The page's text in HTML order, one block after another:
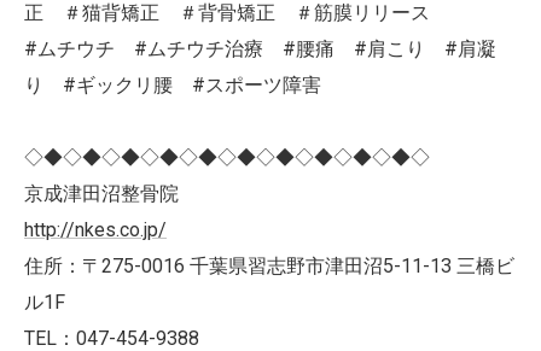
正 ＃猫背矯正 ＃背骨矯正 ＃筋膜リリース
#ムチウチ #ムチウチ治療 #腰痛 #肩こり #肩凝
り #ギックリ腰 #スポーツ障害
◇◆◇◆◇◆◇◆◇◆◇◆◇◆◇◆◇◆◇◆◇
京成津田沼整骨院
http://nkes.co.jp/
住所：〒275-0016 千葉県習志野市津田沼5-11-13 三橋ビ
ル1F
TEL：047-454-9388